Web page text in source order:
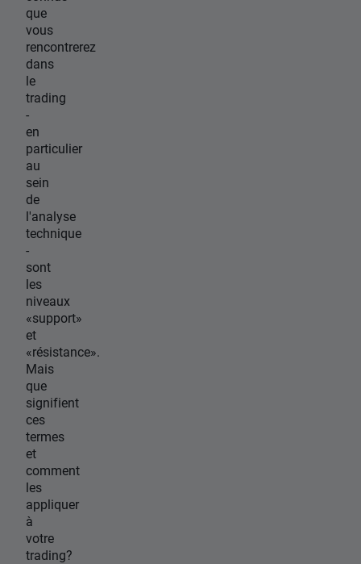
que
vous
rencontrerez
dans
le
trading
-
en
particulier
au
sein
de
l'analyse
technique
-
sont
les
niveaux
«support»
et
«résistance».
Mais
que
signifient
ces
termes
et
comment
les
appliquer
à
votre
trading?